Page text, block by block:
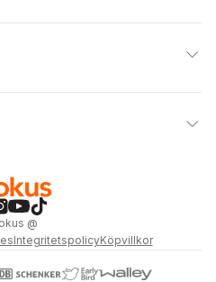
@
IntegritetspolicyKöpvillkor